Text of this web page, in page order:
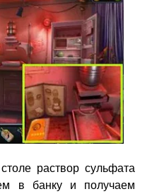
раствор сульфата
в банку и получаем